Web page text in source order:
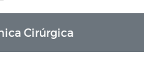
Cirúrgica